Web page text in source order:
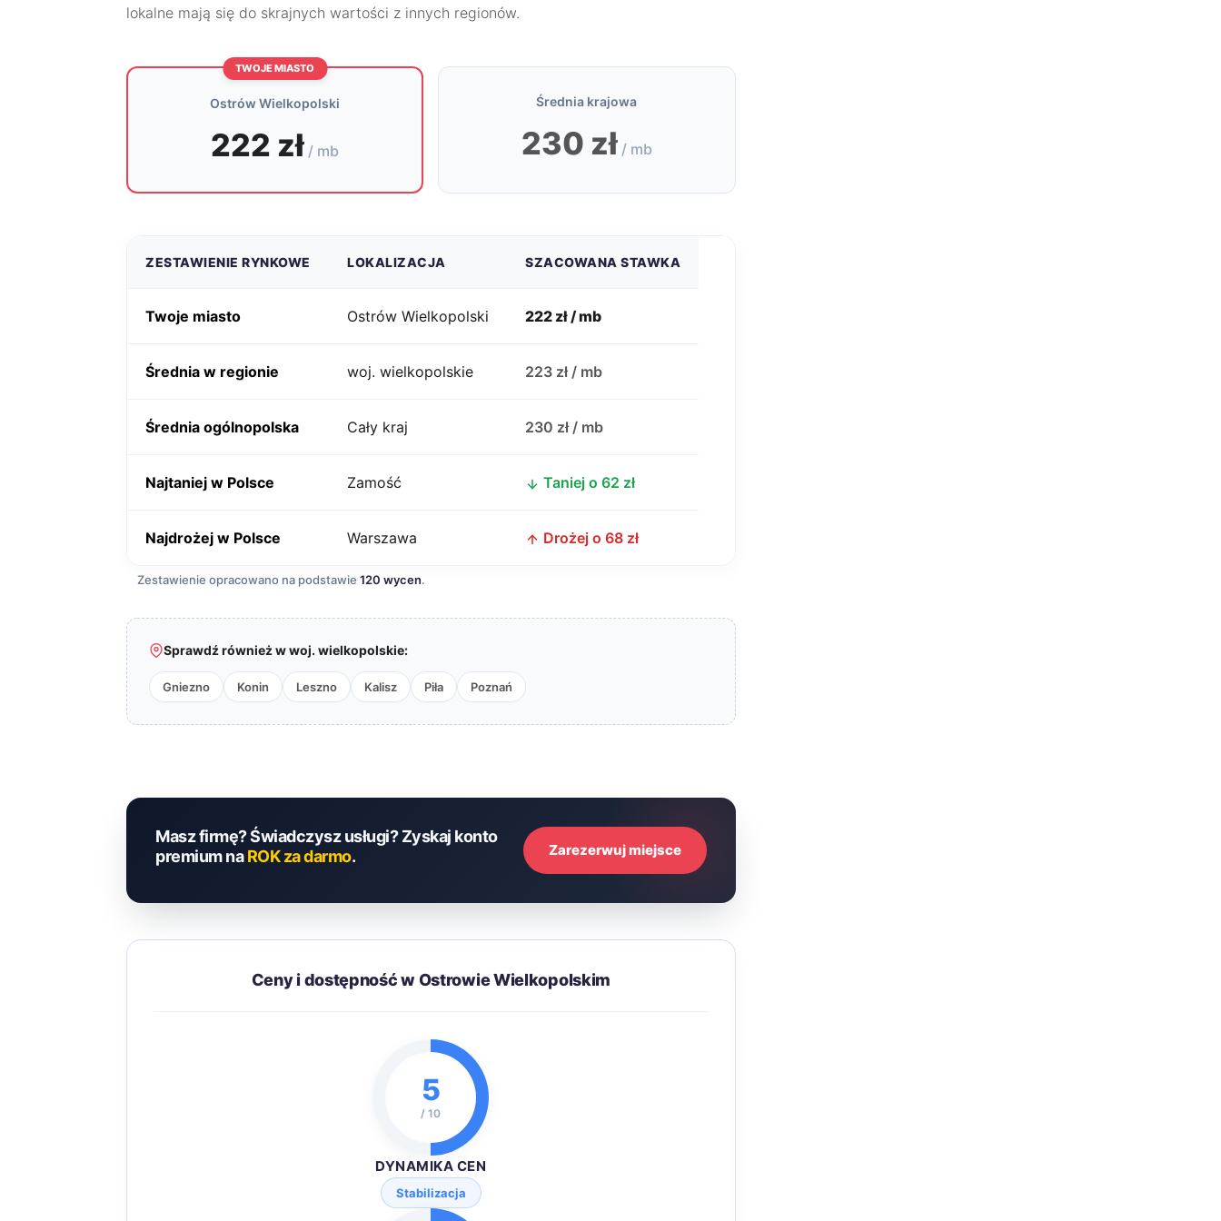
lokalne mają się do skrajnych wartości z innych regionów.
TWOJE MIASTO
Ostrów Wielkopolski
222 zł / mb
Średnia krajowa
230 zł / mb
ZESTAWIENIE RYNKOWE LOKALIZACJA SZACOWANA STAWKA
Twoje miasto Ostrów Wielkopolski 222 zł / mb
Średnia w regionie woj. wielkopolskie 223 zł / mb
Średnia ogólnopolska Cały kraj 230 zł / mb
Najtaniej w Polsce Zamość Taniej o 62 zł
Najdrożej w Polsce Warszawa Drożej o 68 zł
Zestawienie opracowano na podstawie 120 wycen.
Sprawdź również w woj. wielkopolskie:
Gniezno Konin Leszno Kalisz Piła Poznań
Masz firmę? Świadczysz usługi? Zyskaj konto
premium naROK za darmo. Zarezerwuj miejsce
Ceny i dostępność w Ostrowie Wielkopolskim
5
/ 10
DYNAMIKA CEN
Stabilizacja